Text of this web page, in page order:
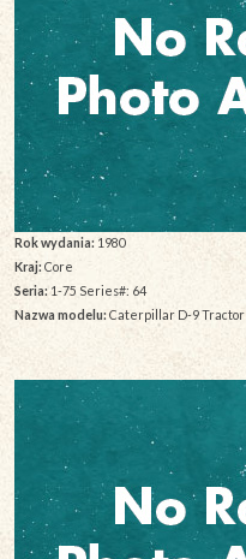
Rok wydania:1980
Kraj:Core
Seria:1-75 Series#: 64
Nazwa modelu:Caterpillar D-9 Tractor